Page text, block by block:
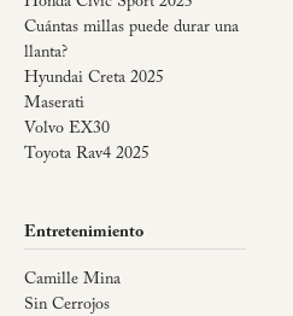
Cuántas millas puede durar una
llanta?
Hyundai Creta 2025
Maserati
Volvo EX30
Toyota Rav4 2025
Entretenimiento
Camille Mina
Sin Cerrojos